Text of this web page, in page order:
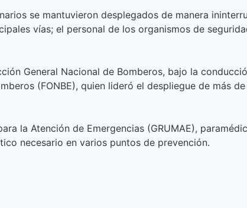
se mantuvieron desplegados de manera
vías; el personal de los organismos de
General Nacional de Bomberos, bajo la
(FONBE), quien lideró el despliegue de más
la Atención de Emergencias (GRUMAE),
necesario en varios puntos de prevención.